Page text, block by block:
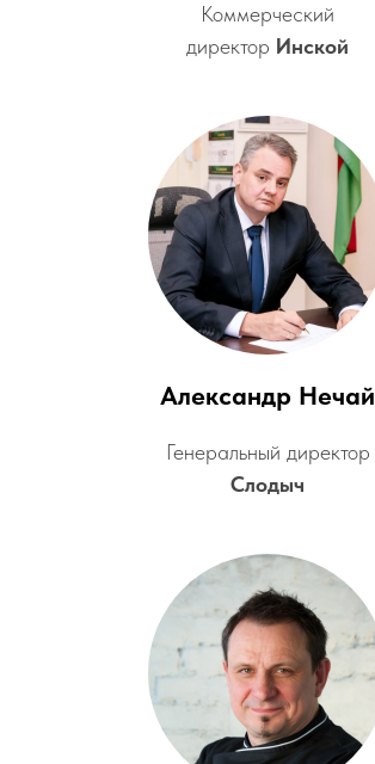
Коммерческий
директор Инской
Александр Нечай
Генеральный директор
Слодыч